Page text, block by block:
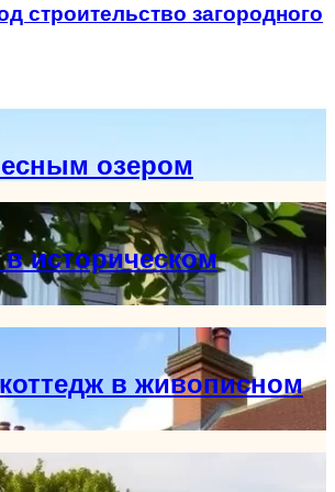
строительство загородного
озером
историческом
в живописном